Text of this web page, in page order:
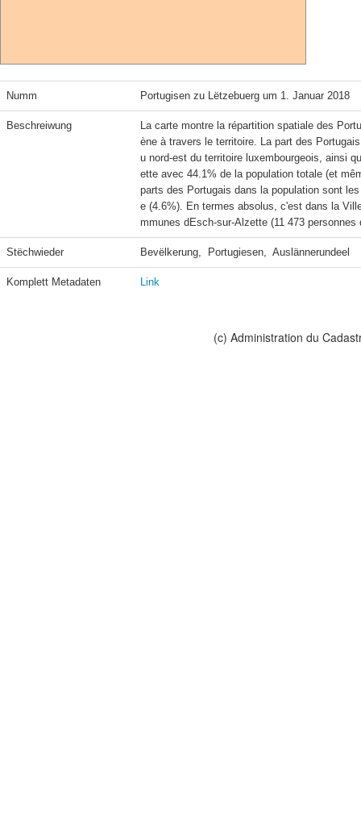
Numm Portugisen zu Lëtzebuerg um 1. Januar 2018
Beschreiwung
La carte montre la répartition spatiale des
ène à travers le territoire. La part des
u nord-est du territoire luxembourgeois, ainsi
ette avec 44.1% de la population totale (et
parts des Portugais dans la population sont
e (4.6%). En termes absolus, c'est dans la
mmunes dEsch-sur-Alzette (11 473
Stëchwieder Bevëlkerung,  Portugiesen,  Auslännerundeel
Komplett Metadaten Link
(c) Administration du